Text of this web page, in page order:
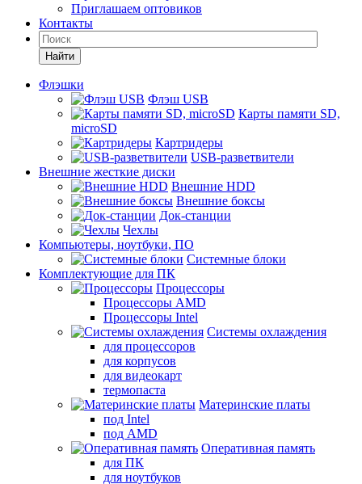
Приглашаем оптовиков
Контакты
Найти
Флэшки
Флэш USB
Карты памяти SD,
microSD
Картридеры
USB-разветвители
Внешние жесткие диски
Внешние HDD
Внешние боксы
Док-станции
Чехлы
Компьютеры, ноутбуки, ПО
Системные блоки
Комплектующие для ПК
Процессоры
Процессоры AMD
Процессоры Intel
Системы охлаждения
для процессоров
для корпусов
для видеокарт
термопаста
Материнские платы
под Intel
под AMD
Оперативная память
для ПК
для ноутбуков